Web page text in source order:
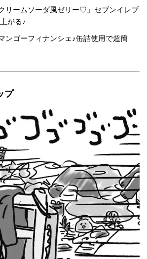
リームソーダ風ゼリー♡』セブンイレブ
がる♪
ンゴーフィナンシェ♪缶詰使用で超簡
プ